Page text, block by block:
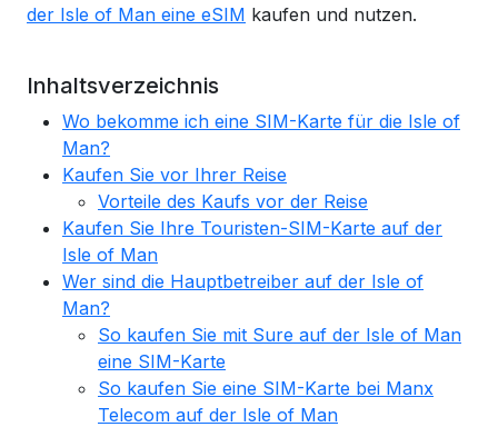
der Isle of Man eine eSIM kaufen und nutzen.
Inhaltsverzeichnis
Wo bekomme ich eine SIM-Karte für die Isle of
Man?
Kaufen Sie vor Ihrer Reise
Vorteile des Kaufs vor der Reise
Kaufen Sie Ihre Touristen-SIM-Karte auf der
Isle of Man
Wer sind die Hauptbetreiber auf der Isle of
Man?
So kaufen Sie mit Sure auf der Isle of Man
eine SIM-Karte
So kaufen Sie eine SIM-Karte bei Manx
Telecom auf der Isle of Man